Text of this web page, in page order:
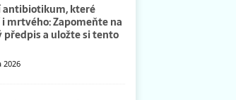
antibiotikum, které
mrtvého: Zapomeňte na
předpis a uložte si tento
2026